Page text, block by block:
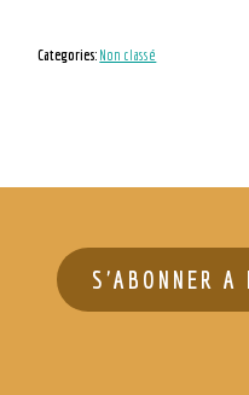
Categories: Non classé
S'ABONNER A